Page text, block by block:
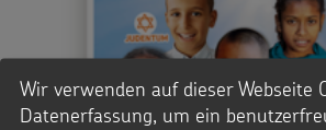
Wir verwenden auf dieser Webseite
Datenerfassung, um ein